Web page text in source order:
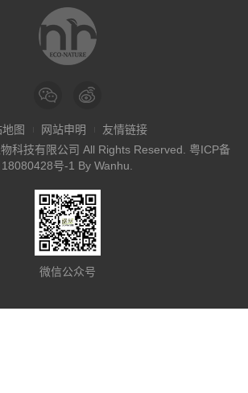
地图 网站申明
友情链接
科技有限公司 All Rights Reserved. 粤ICP备
18080428号-1 ByWanhu
微信公众号